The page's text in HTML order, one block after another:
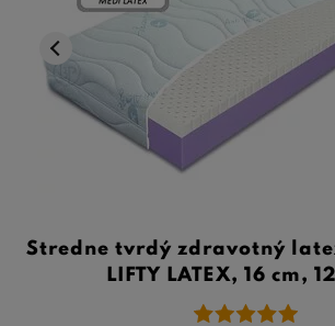
Stredne tvrdý zdravotný
LIFTY LATEX, 16 cm,